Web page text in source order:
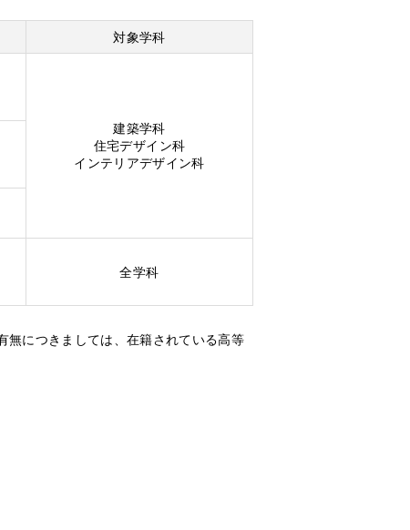
対象学科
建築学科
住宅デザイン科
インテリアデザイン科
全学科
無につきましては、在籍されている高等